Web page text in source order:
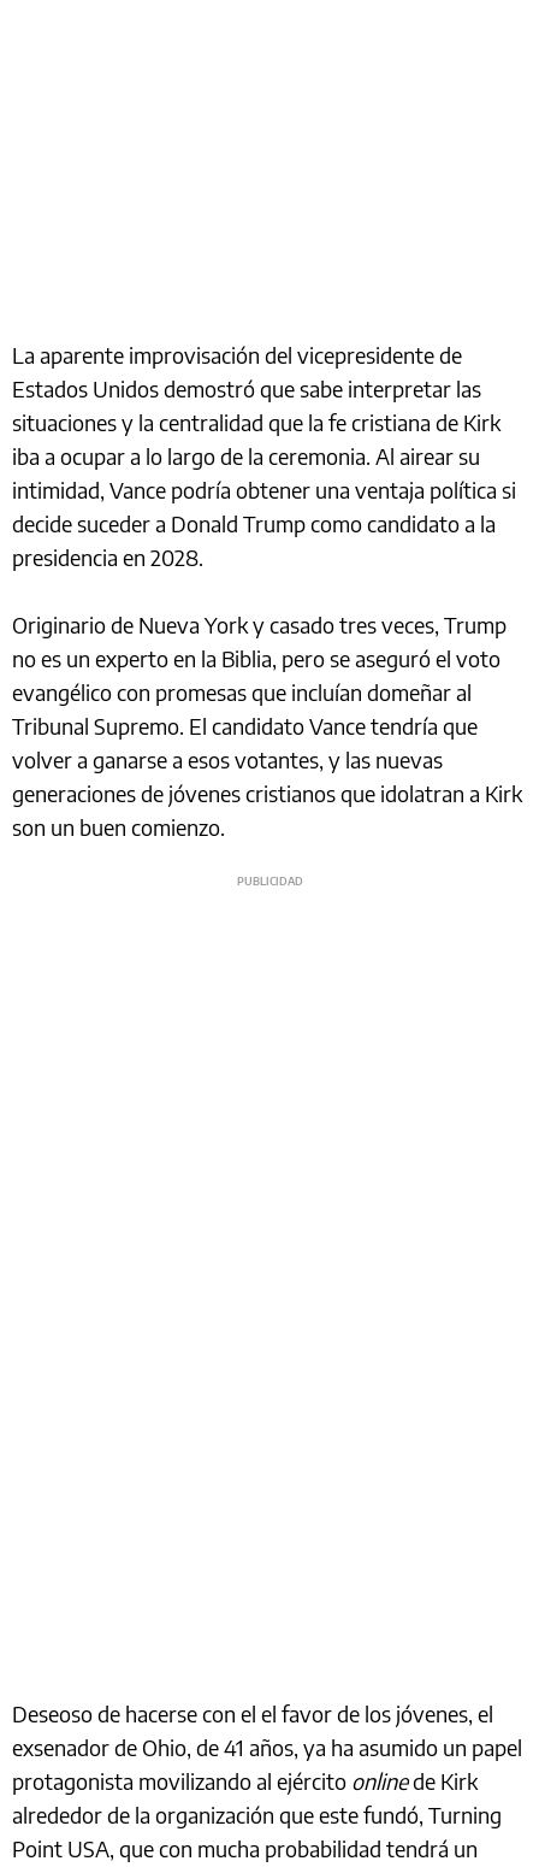
La aparente improvisación del vicepresidente de
Estados Unidos demostró que sabe interpretar las
situaciones y la centralidad que la fe cristiana de Kirk
iba a ocupar a lo largo de la ceremonia. Al airear su
intimidad, Vance podría obtener una ventaja política si
decide suceder a Donald Trump como candidato a la
presidencia en 2028.
Originario de Nueva York y casado tres veces, Trump
no es un experto en la Biblia, pero se aseguró el voto
evangélico con promesas que incluían domeñar al
Tribunal Supremo. El candidato Vance tendría que
volver a ganarse a esos votantes, y las nuevas
generaciones de jóvenes cristianos que idolatran a Kirk
son un buen comienzo.
Deseoso de hacerse con el el favor de los jóvenes, el
exsenador de Ohio, de 41 años, ya ha asumido un papel
protagonista movilizando al ejército onlinede Kirk
alrededor de la organización que este fundó, Turning
Point USA, que con mucha probabilidad tendrá un